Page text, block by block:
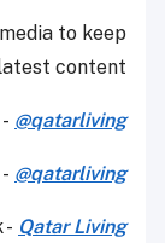
to keep
content.
@qatarliving
@qatarliving
- Qatar Living